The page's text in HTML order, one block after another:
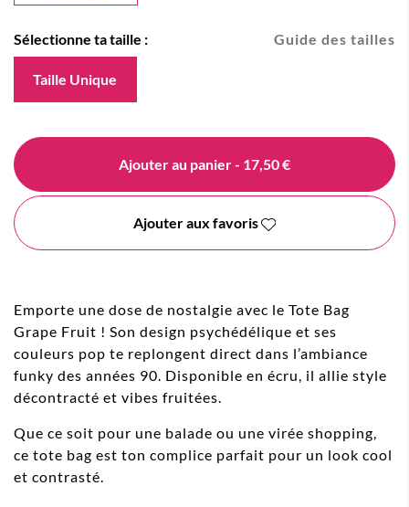
Guide des tailles
Sélectionne ta taille :
Taille Unique
Ajouter au panier- 17,50 €
Ajouter aux favoris
Emporte une dose de nostalgie avec le Tote Bag
Grape Fruit ! Son design psychédélique et ses
couleurs pop te replongent direct dans l’ambiance
funky des années 90. Disponible en écru, il allie style
décontracté et vibes fruitées.
Que ce soit pour une balade ou une virée shopping,
ce tote bag est ton complice parfait pour un look cool
et contrasté.